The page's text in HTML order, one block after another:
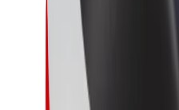
Διαδρομές
Σκούτερς
Αγορά Bolt
Bolt Food